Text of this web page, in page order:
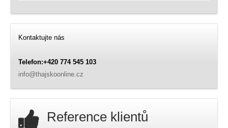
Kontaktujte nás
Telefon:+420 774 545 103
info@thajskoonline.cz
Reference klientů